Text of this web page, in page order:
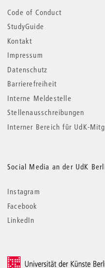
Code of Conduct
StudyGuide
Kontakt
Impressum
Datenschutz
Barrierefreiheit
Interne Meldestelle
Stellenausschreibungen
Interner Bereich für UdK-
Social Media an der UdK
Instagram
Facebook
LinkedIn
© 2026 Universität der Künste